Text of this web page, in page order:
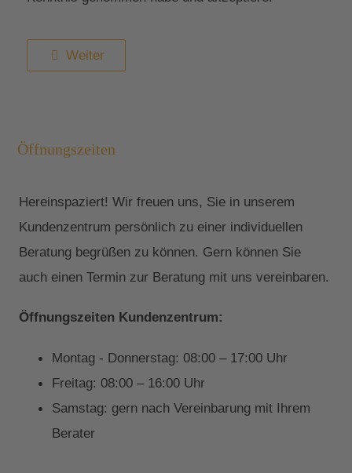
Weiter
Öffnungszeiten
Hereinspaziert! Wir freuen uns, Sie in unserem
Kundenzentrum persönlich zu einer individuellen
Beratung begrüßen zu können. Gern können Sie
auch einen Termin zur Beratung mit uns vereinbaren.
Öffnungszeiten Kundenzentrum:
Montag - Donnerstag: 08:00 – 17:00 Uhr
Freitag: 08:00 – 16:00 Uhr
Samstag: gern nach Vereinbarung mit Ihrem
Berater